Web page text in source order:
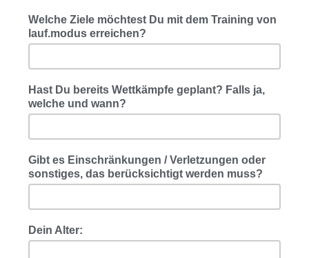
Welche Ziele möchtest Du mit dem Training von
lauf.modus erreichen?
Hast Du bereits Wettkämpfe geplant? Falls ja,
welche und wann?
Gibt es Einschränkungen / Verletzungen oder
sonstiges, das berücksichtigt werden muss?
Dein Alter: